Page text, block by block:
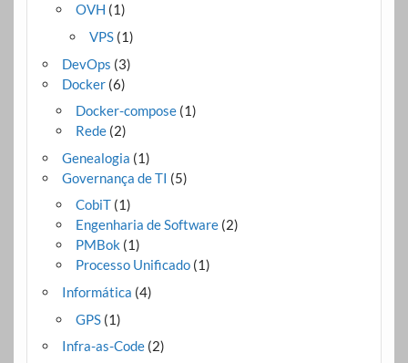
OVH (1)
VPS (1)
DevOps (3)
Docker(6)
Docker-compose(1)
Rede(2)
Genealogia (1)
Governança de TI (5)
CobiT(1)
Engenharia de Software(2)
PMBok (1)
Processo Unificado(1)
Informática (4)
GPS(1)
Infra-as-Code(2)